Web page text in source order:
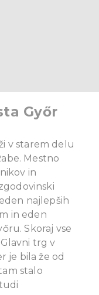
Győr
v starem delu
Mestno
in
najlepših
in eden
Skoraj vse
trg v
je bila že od
stalo